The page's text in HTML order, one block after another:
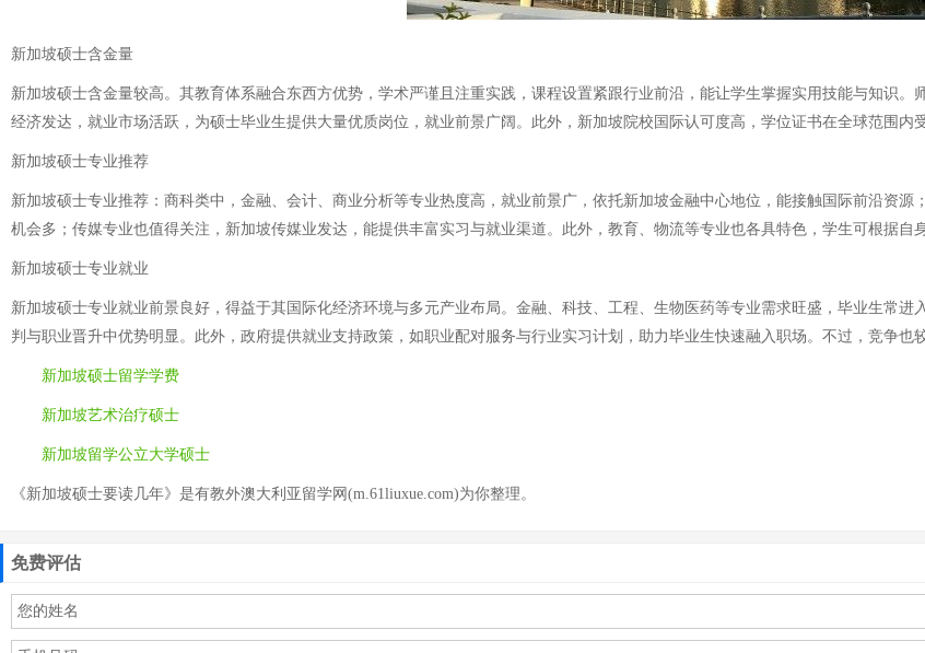
新加坡硕士含金量
新加坡硕士含金量较高。其教育体系融合东西方优势，学术严谨且注重实践，课程设置紧跟行业前沿，能让学生掌握实用技能与知识
经济发达，就业市场活跃，为硕士毕业生提供大量优质岗位，就业前景广阔。此外，新加坡院校国际认可度高，学位证书在全球范围内
新加坡硕士专业推荐
新加坡硕士专业推荐：商科类中，金融、会计、商业分析等专业热度高，就业前景广，依托新加坡金融中心地位，能接触国际前沿资
机会多；传媒专业也值得关注，新加坡传媒业发达，能提供丰富实习与就业渠道。此外，教育、物流等专业也各具特色，学生可根据自
新加坡硕士专业就业
新加坡硕士专业就业前景良好，得益于其国际化经济环境与多元产业布局。金融、科技、工程、生物医药等专业需求旺盛，毕业生常
判与职业晋升中优势明显。此外，政府提供就业支持政策，如职业配对服务与行业实习计划，助力毕业生快速融入职场。不过，竞争也
新加坡硕士留学学费
新加坡艺术治疗硕士
新加坡留学公立大学硕士
《新加坡硕士要读几年》是有教外澳大利亚留学网(m.61liuxue.com)为你整理。
免费评估